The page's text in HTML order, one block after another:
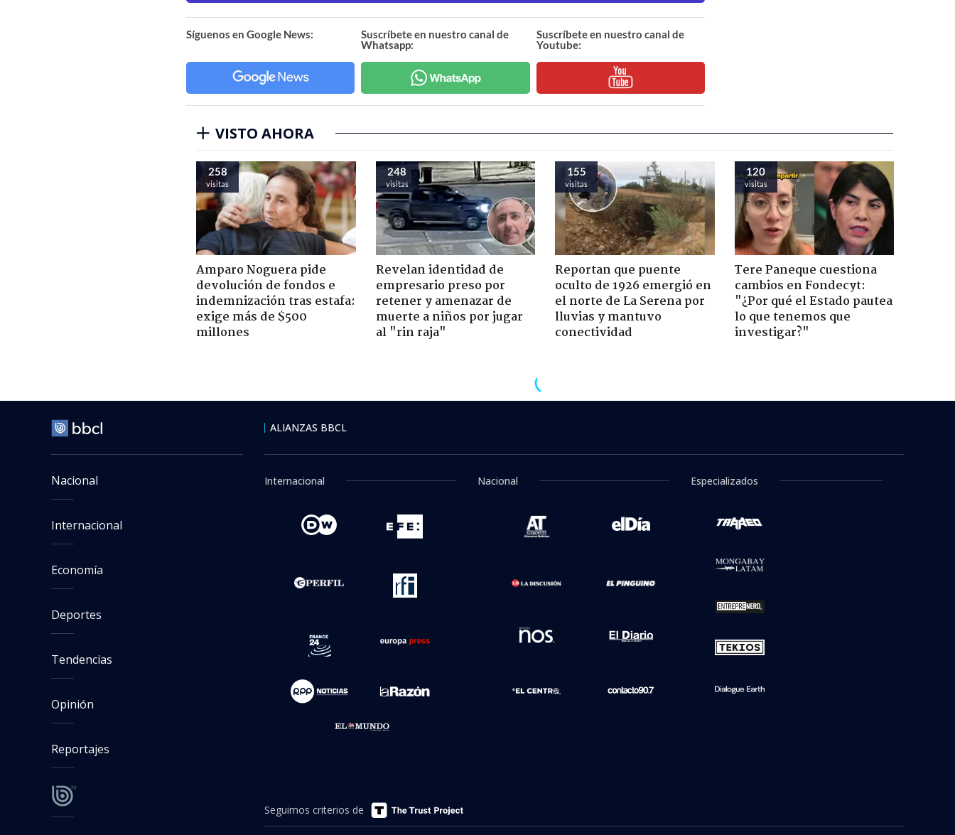
Síguenos en Google News:
Suscríbete en nuestro canal de
Whatsapp:
Suscríbete en nuestro canal de
Youtube:
VISTO AHORA
258
visitas
Amparo Noguera pide
devolución de fondos e
indemnización tras estafa:
exige más de $500
millones
248
visitas
Revelan identidad de
empresario preso por
retener y amenazar de
muerte a niños por jugar
al "rin raja"
155
visitas
Reportan que puente
oculto de 1926 emergió en
el norte de La Serena por
lluvias y mantuvo
conectividad
120
visitas
Tere Paneque cuestiona
cambios en Fondecyt:
"¿Por qué el Estado pautea
lo que tenemos que
investigar?"
Iván Duque sobre situación en Latinoamérica:
populistas"
Periodista. Editor de Internacional en BioBioChile.